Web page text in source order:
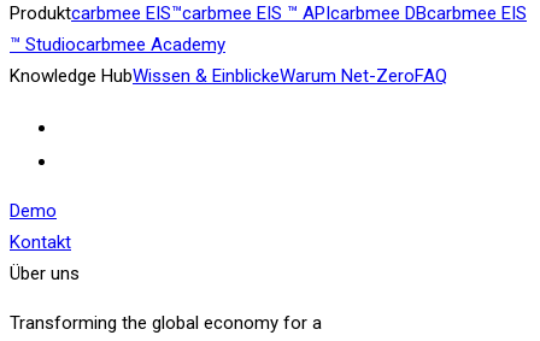
Produktcarbmee EIS™carbmee EIS ™ APIcarbmee DBcarbmee EIS
™ Studiocarbmee Academy
Knowledge HubWissen & EinblickeWarum Net-ZeroFAQ
Demo
Kontakt
Über uns
Transforming the global economy for a